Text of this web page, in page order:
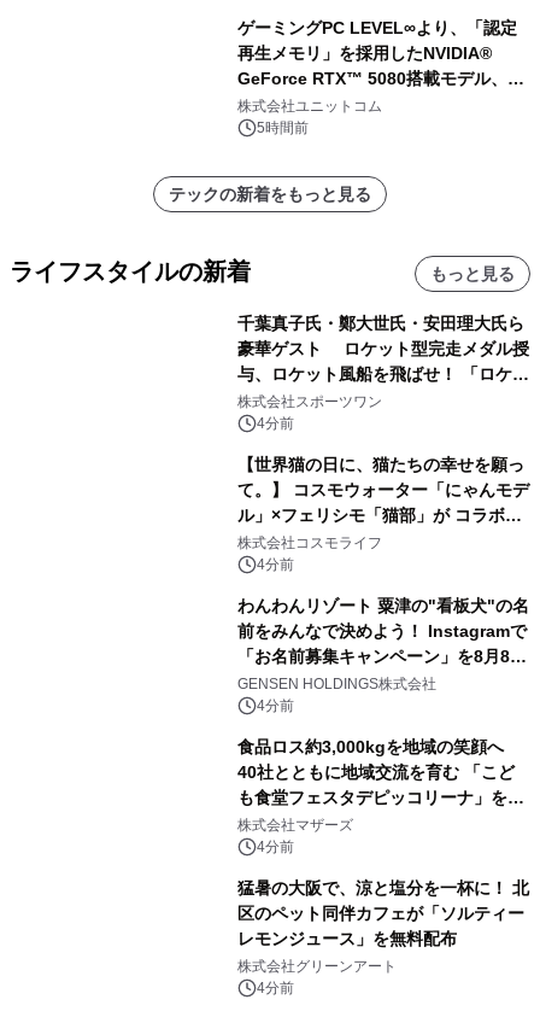
ゲーミングPC LEVEL∞より、「認定
再生メモリ」を採用したNVIDIA®
GeForce RTX™ 5080搭載モデル、
NVIDIA® GeForce RTX™ 5070 Ti搭
載モデルを販売開始
株式会社ユニットコム
5時間前
テックの新着をもっと見る
ライフスタイルの新着 もっと見る
千葉真子氏・鄭大世氏・安田理大氏ら
豪華ゲスト ロケット型完走メダル授
与、ロケット風船を飛ばせ！ 「ロケッ
トマラソン2026」開催
株式会社スポーツワン
4分前
【世界猫の日に、猫たちの幸せを願っ
て。】 コスモウォーター「にゃんモデ
ル」×フェリシモ「猫部」が コラボキ
ャンペーンを実施
株式会社コスモライフ
4分前
わんわんリゾート 粟津の"看板犬"の名
前をみんなで決めよう！ Instagramで
「お名前募集キャンペーン」を8月8日
(土)より開催
GENSEN HOLDINGS株式会社
4分前
食品ロス約3,000kgを地域の笑顔へ
40社とともに地域交流を育む 「こど
も食堂フェスタデピッコリーナ」を9
月5日(土)開催
株式会社マザーズ
4分前
猛暑の大阪で、涼と塩分を一杯に！ 北
区のペット同伴カフェが「ソルティー
レモンジュース」を無料配布
株式会社グリーンアート
4分前